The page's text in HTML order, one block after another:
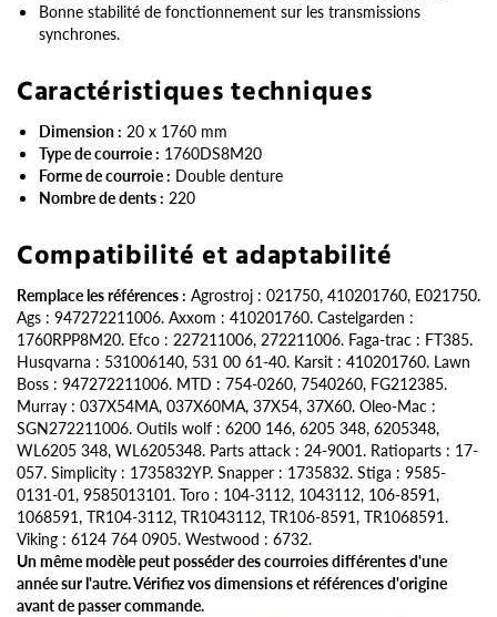
Bonne stabilité de fonctionnement sur les transmissions
synchrones.
Caractéristiques techniques
Dimension : 20 x 1760 mm
Type de courroie : 1760DS8M20
Forme de courroie : Double denture
Nombre de dents : 220
Compatibilité et adaptabilité
Remplace les références : Agrostroj : 021750, 410201760, E021750.
Ags : 947272211006. Axxom : 410201760. Castelgarden :
1760RPP8M20. Efco : 227211006, 272211006. Faga-trac : FT385.
Husqvarna : 531006140, 531 00 61-40. Karsit : 410201760. Lawn
Boss : 947272211006. MTD : 754-0260, 7540260, FG212385.
Murray : 037X54MA, 037X60MA, 37X54, 37X60. Oleo-Mac :
SGN272211006. Outils wolf : 6200 146, 6205 348, 6205348,
WL6205 348, WL6205348. Parts attack : 24-9001. Ratioparts : 17-
057. Simplicity : 1735832YP. Snapper : 1735832. Stiga : 9585-
0131-01, 9585013101. Toro : 104-3112, 1043112, 106-8591,
1068591, TR104-3112, TR1043112, TR106-8591, TR1068591.
Viking : 6124 764 0905. Westwood : 6732.
Un même modèle peut posséder des courroies différentes d'une
année sur l'autre. Vérifiez vos dimensions et références d'origine
avant de passer commande.